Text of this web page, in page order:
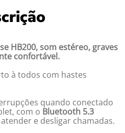
HB200, som estéreo, graves
confortável.
à todos com hastes
quando conectado
com o Bluetooth 5.3
e desligar chamadas.